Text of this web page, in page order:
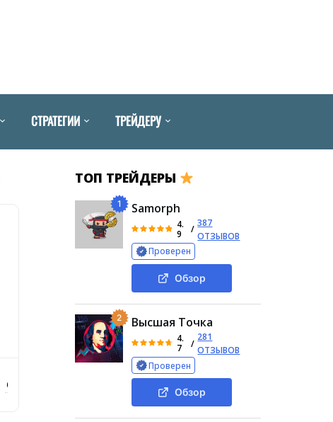
СТРАТЕГИИ ТРЕЙДЕРУ
Обзор ТГ-канала Реальные отзывы о Crypto Workers
ТОП ТРЕЙДЕРЫ
1 Samorph
4.
9
/
387
ОТЗЫВОВ
Проверен
Обзор
2 Высшая Точка
4.
7
/
281
ОТЗЫВОВ
Проверен
Обзор